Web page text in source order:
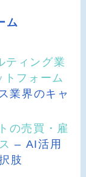
ム
ィング業
トフォーム
業界のキャ
の売買・雇
– AI活用
肢